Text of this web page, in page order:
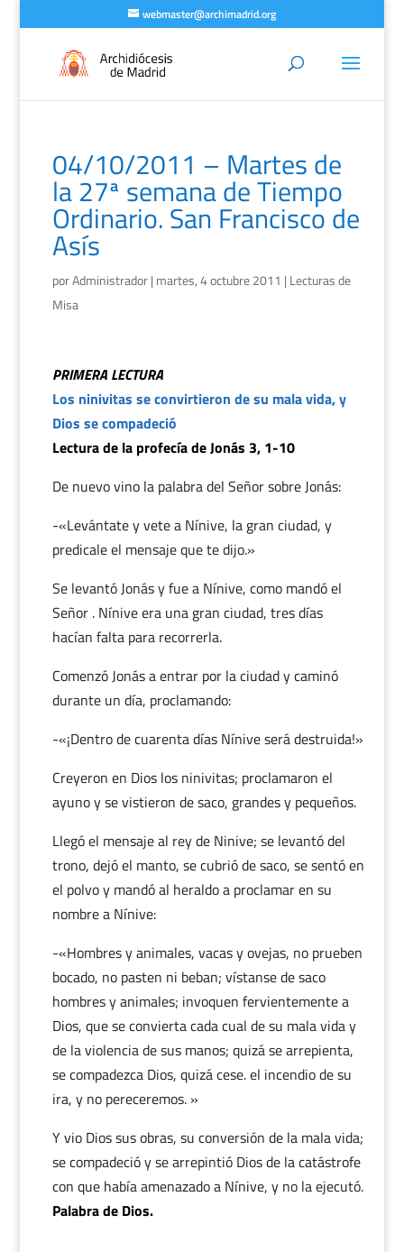
webmaster@archimadrid.org
04/10/2011 – Martes de
la 27ª semana de Tiempo
Ordinario. San Francisco de
Asís
porAdministrador| martes, 4 octubre 2011 | Lecturas de
Misa
PRIMERA LECTURA
Los ninivitas se convirtieron de su mala vida, y
Dios se compadeció
Lectura de la profecía de Jonás 3, 1-10
De nuevo vino la palabra del Señor sobre Jonás:
-«Levántate y vete a Nínive, la gran ciudad, y
predicale el mensaje que te dijo.»
Se levantó Jonás y fue a Nínive, como mandó el
Señor . Nínive era una gran ciudad, tres días
hacían falta para recorrerla.
Comenzó Jonás a entrar por la ciudad y caminó
durante un día, proclamando:
-«¡Dentro de cuarenta días Nínive será destruida!»
Creyeron en Dios los ninivitas; proclamaron el
ayuno y se vistieron de saco, grandes y pequeños.
Llegó el mensaje al rey de Ninive; se levantó del
trono, dejó el manto, se cubrió de saco, se sentó en
el polvo y mandó al heraldo a proclamar en su
nombre a Nínive:
-«Hombres y animales, vacas y ovejas, no prueben
bocado, no pasten ni beban; vístanse de saco
hombres y animales; invoquen fervientemente a
Dios, que se convierta cada cual de su mala vida y
de la violencia de sus manos; quizá se arrepienta,
se compadezca Dios, quizá cese. el incendio de su
ira, y no pereceremos. »
Y vio Dios sus obras, su conversión de la mala vida;
se compadeció y se arrepintió Dios de la catástrofe
con que había amenazado a Nínive, y no la ejecutó.
Palabra de Dios.